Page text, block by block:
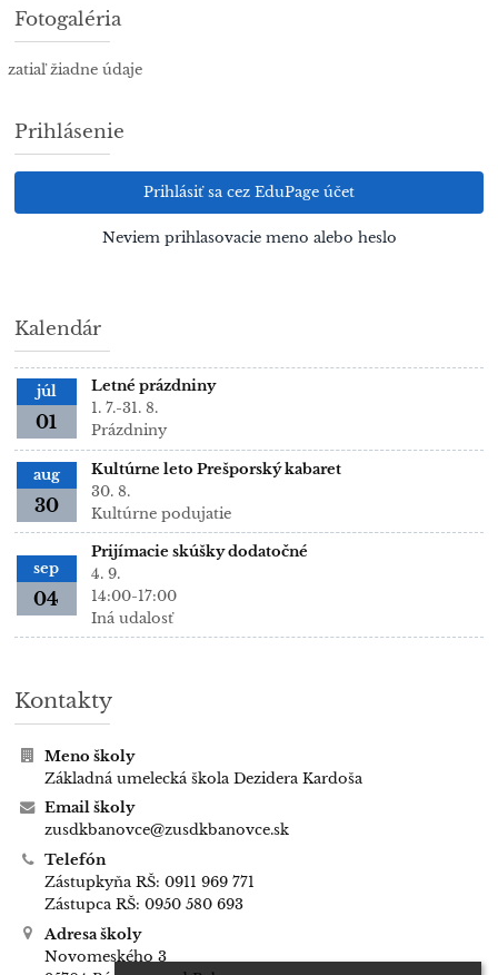
Fotogaléria
zatiaľ žiadne údaje
Prihlásenie
Prihlásiť sa cez EduPage účet
Neviem prihlasovacie meno alebo heslo
Kalendár
júl
01
Letné prázdniny
1. 7.-31. 8.
Prázdniny
aug
30
Kultúrne leto Prešporský kabaret
30. 8.
Kultúrne podujatie
sep
04
Prijímacie skúšky dodatočné
4. 9.
14:00-17:00
Iná udalosť
Kontakty
Meno školy
Základná umelecká škola Dezidera Kardoša
Email školy
zusdkbanovce@zusdkbanovce.sk
Telefón
Zástupkyňa RŠ: 0911 969 771
Zástupca RŠ: 0950 580 693
Adresa školy
Novomeského 3